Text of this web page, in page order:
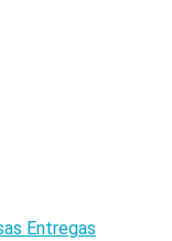
Entregas